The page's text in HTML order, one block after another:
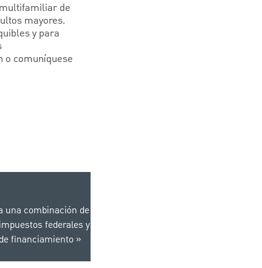
de
mayores.
y para
o comuníquese
una combinación de
federales y
financiamiento